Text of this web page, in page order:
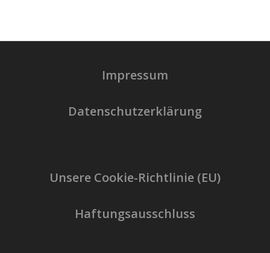
Impressum
Datenschutzerklärung
Unsere Cookie-Richtlinie (EU)
Haftungsausschluss